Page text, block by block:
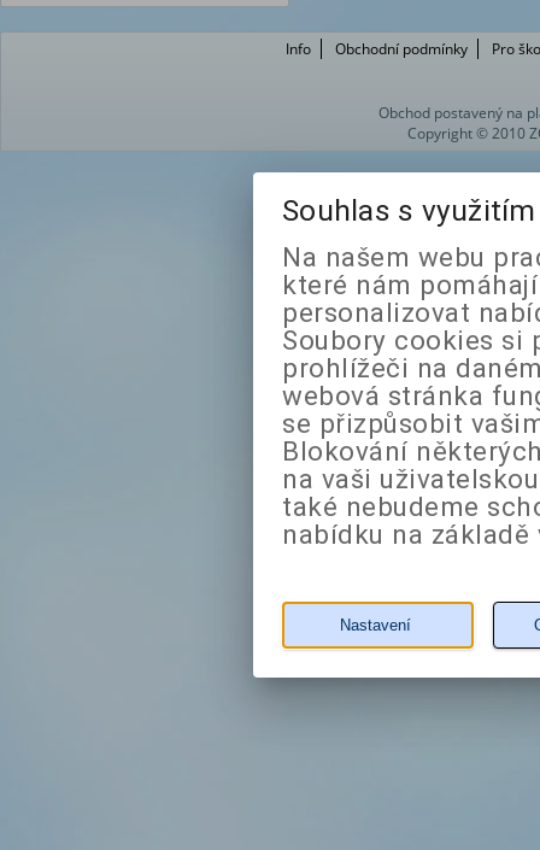
Info Obchodní podmínky Pro
Obchod postavený na
Copyright © 2010
Souhlas s
Na našem webu
které nám
personalizovat
Soubory cookies si
prohlížeči na
webová stránka
se přizpůsobit
Blokování
na vaši
také nebudeme
nabídku na
Nastavení